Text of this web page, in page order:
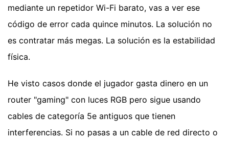
mediante un repetidor Wi-Fi barato, vas a ver ese
código de error cada quince minutos. La solución no
es contratar más megas. La solución es la estabilidad
física.
He visto casos donde el jugador gasta dinero en un
router "gaming" con luces RGB pero sigue usando
cables de categoría 5e antiguos que tienen
interferencias. Si no pasas a un cable de red directo o